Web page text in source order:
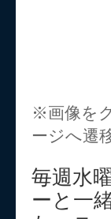
※画像を
ージへ遷
毎週水
ーと一